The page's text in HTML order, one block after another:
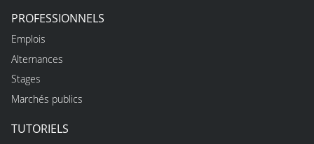
PROFESSIONNELS
Emplois
Alternances
Stages
Marchés publics
TUTORIELS